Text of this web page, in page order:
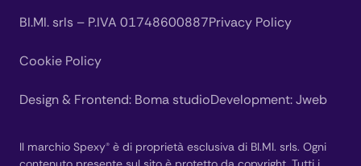
BI.MI. srls – P.IVA 01748600887Privacy Policy
Cookie Policy
Design & Frontend: Boma studioDevelopment:Jweb
Il marchio Spexy® è di proprietà esclusiva di BI.MI. srls. Ogni